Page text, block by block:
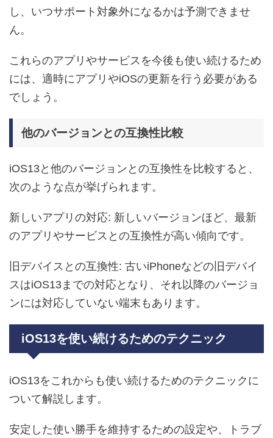
し、いつサポート対象外になるかは予測できませ
ん。
これらのアプリやサービスを今後も使い続けるため
には、適時にアプリやiOSの更新を行う必要がある
でしょう。
他のバージョンとの互換性比較
iOS13と他のバージョンとの互換性を比較すると、
次のような点が挙げられます。
新しいアプリの対応: 新しいバージョンほど、最新
のアプリやサービスとの互換性が高い傾向です。
旧デバイスとの互換性: 古いiPhoneなどの旧デバイ
スはiOS13までの対応となり、それ以降のバージョ
ンには対応していない端末もあります。
iOS13を使い続けるためのテクニック
iOS13をこれからも使い続けるためのテクニックに
ついて解説します。
安定した使い勝手を維持するための設定や、トラブ